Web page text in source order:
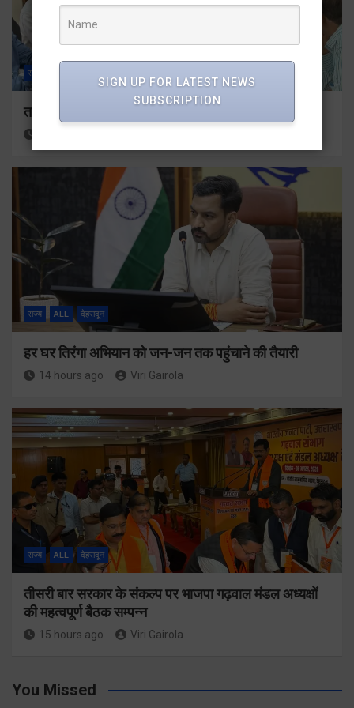
राज्य
तकनीकी शिक्षा विभाग प्रदेशभर में आयोजित करेगा रोजगार मेले
राज्य ALL देहरादून
हर घर तिरंगा अभियान को जन-जन तक पहुंचाने की तैयारी
14 hours ago Viri Gairola
राज्य ALL देहरादून
तीसरी बार सरकार के संकल्प पर भाजपा गढ़वाल मंडल अध्यक्षों
की महत्वपूर्ण बैठक सम्पन्न
15 hours ago Viri Gairola
You Missed
SIGN UP FOR LATEST NEWS
SUBSCRIPTION